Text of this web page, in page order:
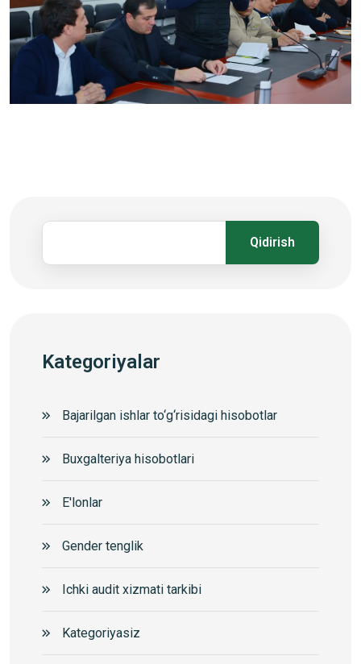
Qidirish
Kategoriyalar
Bajarilgan ishlar to‘g‘risidagi hisobotlar
Buxgalteriya hisobotlari
E'lonlar
Gender tenglik
Ichki audit xizmati tarkibi
Kategoriyasiz